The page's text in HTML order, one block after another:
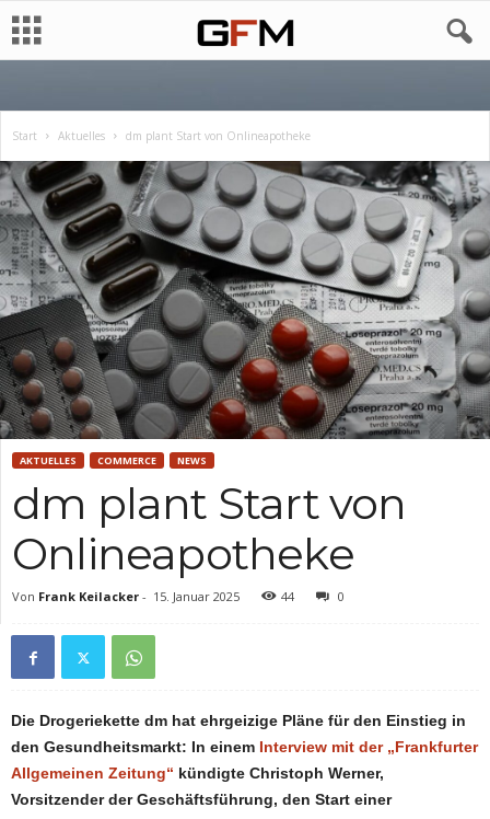
Start Aktuelles dm plant Start von Onlineapotheke
AKTUELLES COMMERCE NEWS
dm plant Start von
Onlineapotheke
Von Frank Keilacker - 15. Januar 2025 44 0
Die Drogeriekette dm hat ehrgeizige Pläne für den Einstieg in
den Gesundheitsmarkt: In einem Interview mit der „Frankfurter
Allgemeinen Zeitung“ kündigte Christoph Werner,
Vorsitzender der Geschäftsführung, den Start einer